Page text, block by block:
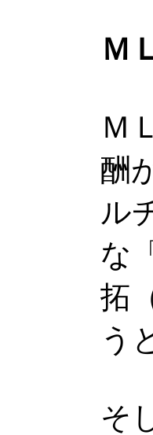
Ｍ
Ｍ
酬
ル
な
拓
う
そ